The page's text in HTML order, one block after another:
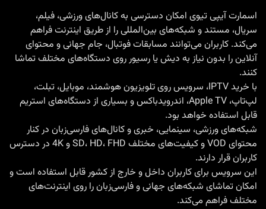
|
تجربه
تماشای
بدون
محدودیت
اسمارت آیپی تیوی امکان دسترسی به کانال‌های ورزشی، فیلم،
سریال، مستند و شبکه‌های بین‌المللی را از طریق اینترنت فراهم
می‌کند. کاربران می‌توانند مسابقات فوتبال، جام جهانی و محتوای
آنلاین را بدون نیاز به دیش یا رسیور روی دستگاه‌های مختلف تماشا
کنند.
با خرید IPTV
، سرویس روی تلویزیون هوشمند، موبایل، تبلت،
لپ‌تاپ، Apple TV، اندرویدباکس و بسیاری از دستگاه‌های استریم
قابل استفاده خواهد بود.
شبکه‌های ورزشی، سینمایی، خبری و کانال‌های فارسی‌زبان در کنار
محتوای VOD و کیفیت‌های مختلف SD، HD، FHD و 4K در دسترس
کاربران قرار دارند.
این سرویس برای کاربران داخل و خارج از کشور قابل استفاده است و
امکان تماشای شبکه‌های جهانی و فارسی‌زبان را روی اینترنت‌های
مختلف فراهم می‌کند.